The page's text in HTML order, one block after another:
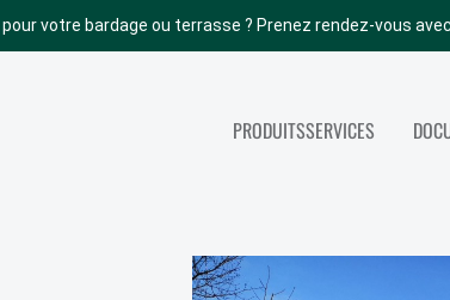
pour votre bardage ou terrasse ? Prenez rendez-vous
PRODUITSSERVICES
SERVICES